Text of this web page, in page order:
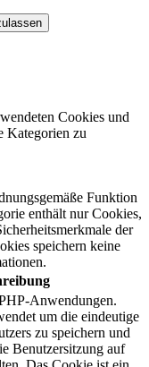
Cookies und
Kategorien zu
Funktion
enthält nur Cookies,
der
speichern keine
Anwendungen.
um die eindeutige
zu speichern und
Benutzersitzung auf